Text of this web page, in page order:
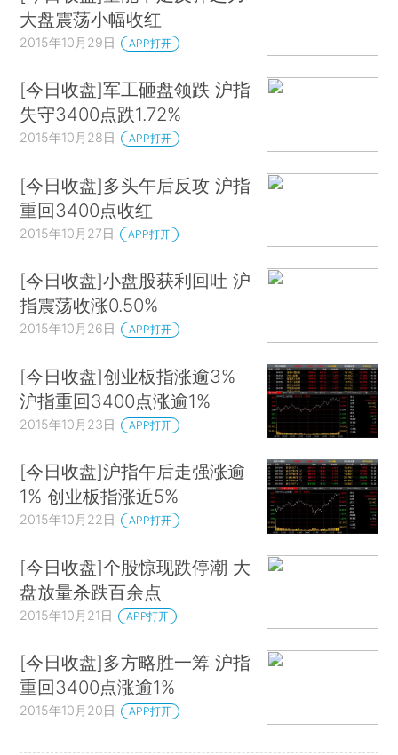
大盘震荡小幅收红
2015年10月29日 APP打开
[今日收盘]军工砸盘领跌 沪指
失守3400点跌1.72%
2015年10月28日 APP打开
[今日收盘]多头午后反攻 沪指
重回3400点收红
2015年10月27日 APP打开
[今日收盘]小盘股获利回吐 沪
指震荡收涨0.50%
2015年10月26日 APP打开
[今日收盘]创业板指涨逾3%
沪指重回3400点涨逾1%
2015年10月23日 APP打开
[今日收盘]沪指午后走强涨逾
1% 创业板指涨近5%
2015年10月22日 APP打开
[今日收盘]个股惊现跌停潮 大
盘放量杀跌百余点
2015年10月21日 APP打开
[今日收盘]多方略胜一筹 沪指
重回3400点涨逾1%
2015年10月20日 APP打开